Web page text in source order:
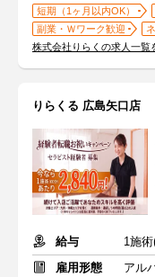
短期（1ヶ月以内OK）
副業・Ｗワーク歓迎
株式会社りらくの求人一覧
りらくる 広島矢口店
給与
1施
雇用形態
アル